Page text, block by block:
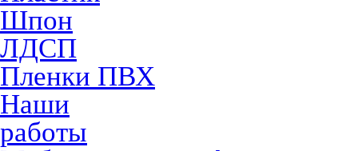
Шпон
ЛДСП
Пленки ПВХ
Наши
работы